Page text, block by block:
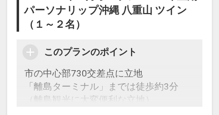
のんびりと湯につかり広々とした浴場で
手足を伸ばし、落ち着きのある空間で寛
また、朝は5時30分から入浴可能ですの
ます。
大浴場にはじんわりと汗をかいてリフレ
ッシュできるミストサウナを併設してい
パーソナリップ沖縄 八重山 ツイン
（１～２名）
このプランのポイント
市の中心部730交差点に立地
「離島ターミナル」までは徒歩約3分
（離島観光に大変便利な立地）